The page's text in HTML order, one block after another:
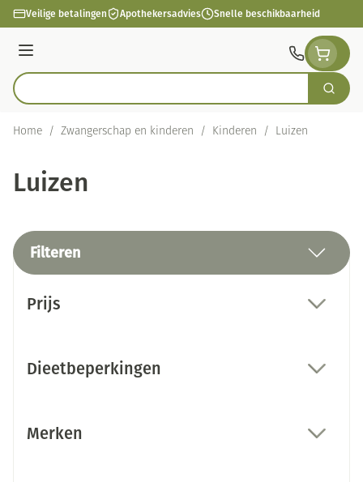
Ga naar de inhoud
Veilige betalingen Apothekersadvies Snelle beschikbaarheid
Menu
Product, merk, categorie... Zoek
Home / Zwangerschap en kinderen / Kinderen / Luizen
Luizen
Filteren
Prijs
Dieetbeperkingen
Merken